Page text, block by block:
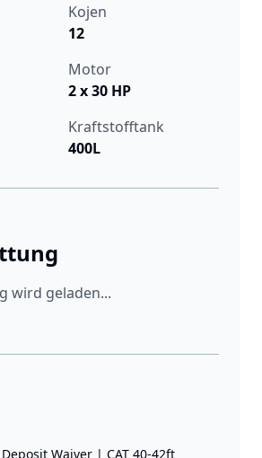
Kojen
12
Motor
2 x 30 HP
Kraftstofftank
400L
wird geladen...
Waiver | CAT 40-42ft